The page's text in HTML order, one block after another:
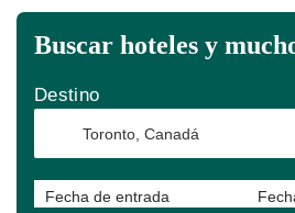
Buscar hoteles y
Destino
Fecha de entrada